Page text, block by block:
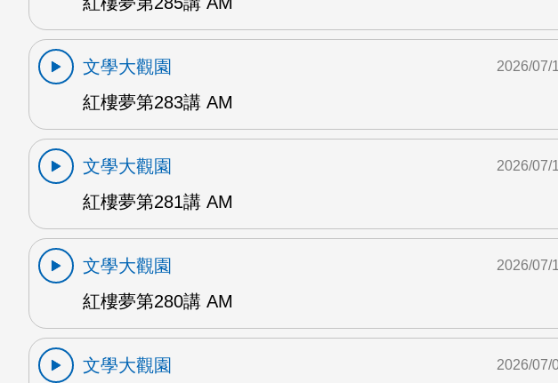
文學大觀園
紅樓夢第283講 AM
2026/07/
文學大觀園
紅樓夢第281講 AM
2026/07/
文學大觀園
紅樓夢第280講 AM
2026/07/
文學大觀園
2026/07/